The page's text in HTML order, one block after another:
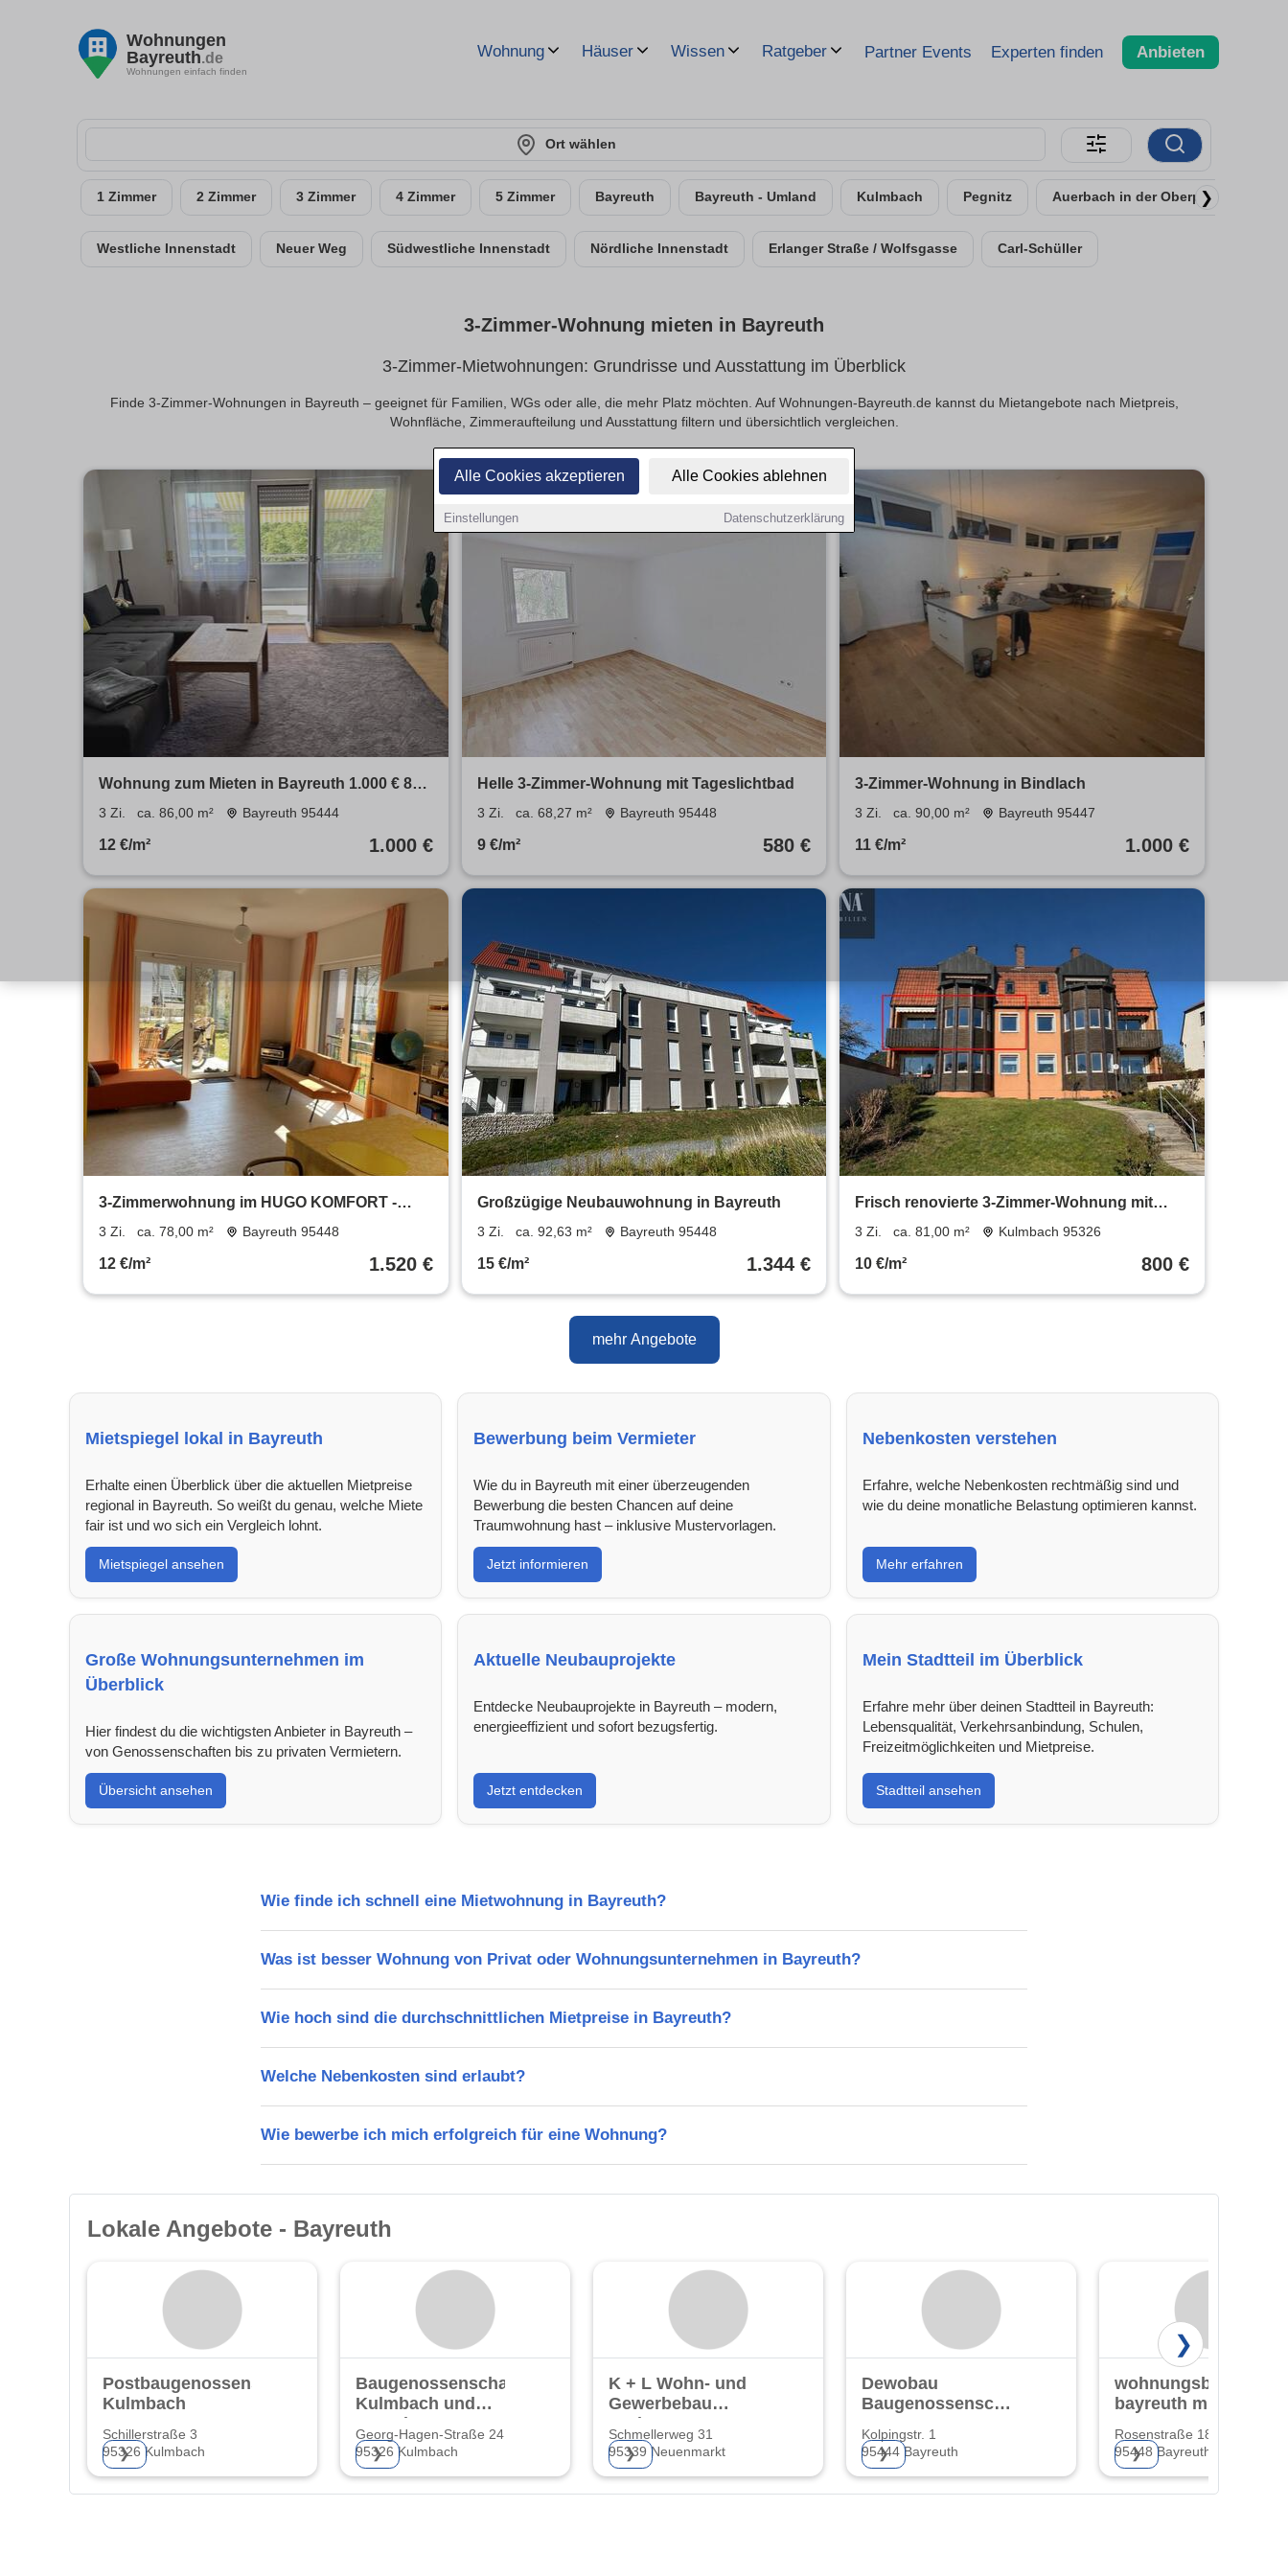
Alle Cookies akzeptieren Alle Cookies ablehnen
Einstellungen Datenschutzerklärung
Wohnungen
Bayreuth.de
Wohnungen einfach finden
Wohnung Häuser Wissen Ratgeber Partner Events Experten finden Anbieten
Ort wählen
1 Zimmer 2 Zimmer 3 Zimmer 4 Zimmer 5 Zimmer Bayreuth Bayreuth - Umland Kulmbach Pegnitz Auerbach in der Oberpfalz
❯
Westliche Innenstadt Neuer Weg Südwestliche Innenstadt Nördliche Innenstadt Erlanger Straße / Wolfsgasse Carl-Schüller
3-Zimmer-Wohnung mieten in Bayreuth
3-Zimmer-Mietwohnungen: Grundrisse und Ausstattung im Überblick
Finde 3-Zimmer-Wohnungen in Bayreuth – geeignet für Familien, WGs oder alle, die mehr Platz möchten. Auf Wohnungen-Bayreuth.de kannst du Mietangebote nach Mietpreis,
Wohnfläche, Zimmeraufteilung und Ausstattung filtern und übersichtlich vergleichen.
Wohnung zum Mieten in Bayreuth 1.000 € 86
m²
3 Zi. ca. 86,00 m² Bayreuth 95444
12 €/m² 1.000 €
Helle 3-Zimmer-Wohnung mit Tageslichtbad
3 Zi. ca. 68,27 m² Bayreuth 95448
9 €/m² 580 €
3-Zimmer-Wohnung in Bindlach
3 Zi. ca. 90,00 m² Bayreuth 95447
11 €/m² 1.000 €
3-Zimmerwohnung im HUGO KOMFORT -
Betreutes Wohnen
3 Zi. ca. 78,00 m² Bayreuth 95448
12 €/m² 1.520 €
Großzügige Neubauwohnung in Bayreuth
3 Zi. ca. 92,63 m² Bayreuth 95448
15 €/m² 1.344 €
Frisch renovierte 3-Zimmer-Wohnung mit
neuer Einbauküche & modernem Bad
3 Zi. ca. 81,00 m² Kulmbach 95326
10 €/m² 800 €
mehr Angebote
Mietspiegel lokal in Bayreuth
Erhalte einen Überblick über die aktuellen Mietpreise
regional in Bayreuth. So weißt du genau, welche Miete
fair ist und wo sich ein Vergleich lohnt.
Mietspiegel ansehen
Bewerbung beim Vermieter
Wie du in Bayreuth mit einer überzeugenden
Bewerbung die besten Chancen auf deine
Traumwohnung hast – inklusive Mustervorlagen.
Jetzt informieren
Nebenkosten verstehen
Erfahre, welche Nebenkosten rechtmäßig sind und
wie du deine monatliche Belastung optimieren kannst.
Mehr erfahren
Große Wohnungsunternehmen im
Überblick
Hier findest du die wichtigsten Anbieter in Bayreuth –
von Genossenschaften bis zu privaten Vermietern.
Übersicht ansehen
Aktuelle Neubauprojekte
Entdecke Neubauprojekte in Bayreuth – modern,
energieeffizient und sofort bezugsfertig.
Jetzt entdecken
Mein Stadtteil im Überblick
Erfahre mehr über deinen Stadtteil in Bayreuth:
Lebensqualität, Verkehrsanbindung, Schulen,
Freizeitmöglichkeiten und Mietpreise.
Stadtteil ansehen
Wie finde ich schnell eine Mietwohnung in Bayreuth?
Was ist besser Wohnung von Privat oder Wohnungsunternehmen in Bayreuth?
Wie hoch sind die durchschnittlichen Mietpreise in Bayreuth?
Welche Nebenkosten sind erlaubt?
Wie bewerbe ich mich erfolgreich für eine Wohnung?
Lokale Angebote - Bayreuth
Postbaugenossenschaft
Kulmbach
Schillerstraße 3
95326 Kulmbach
❯
Baugenossenschaft
Kulmbach und
Umgebung eG
Georg-Hagen-Straße 24
95326 Kulmbach
❯
K + L Wohn- und
Gewerbebau
GmbH
Schmellerweg 31
95339 Neuenmarkt
❯
Dewobau
Baugenossenschaft
Kolpingstr. 1
95444 Bayreuth
❯
bayreuth mbh
Rosenstraße 18
95448 Bayreuth
❯
❯